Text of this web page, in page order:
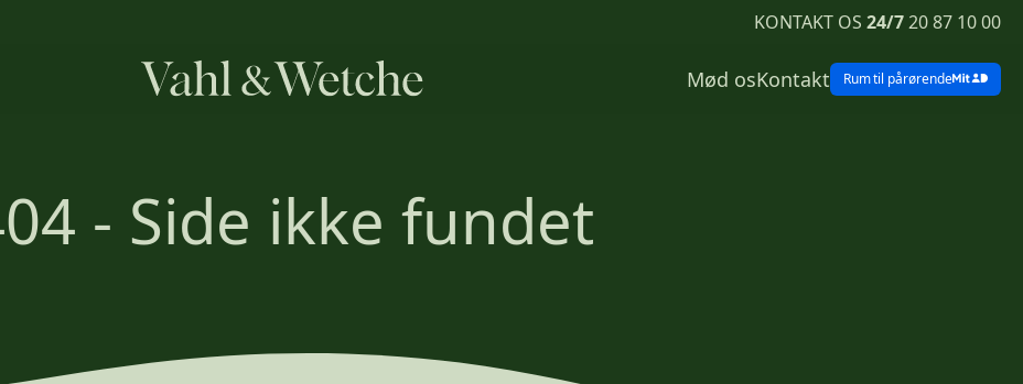
KONTAKT OS 24/720 87 10 00
Mød osKontakt Rumtil pårørende
- Side ikke fundet